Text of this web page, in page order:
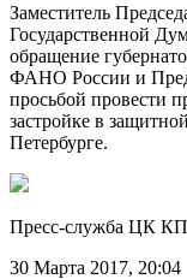
Заместитель
Государственной
обращение
ФАНО России и
просьбой провести
застройке в
Петербурге.
Пресс-служба ЦК
30 Марта 2017, 20:04